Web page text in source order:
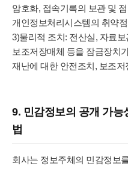
암호화, 접속기록의 보관 및
개인정보처리시스템의 취약
3)물리적 조치: 전산실, 자료
보조저장매체 등을 잠금장치
재난에 대한 안전조치, 보조저
9. 민감정보의 공개 가능
법
회사는 정보주체의 민감정보